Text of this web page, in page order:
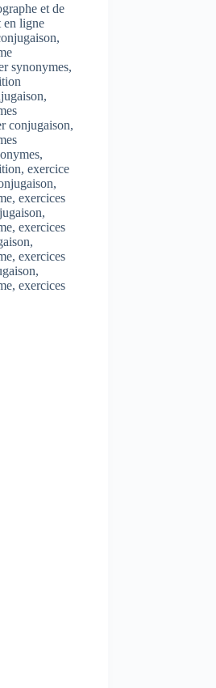
et de
en ligne
synonymes,
conjugaison,
exercice
exercices
exercices
exercices
exercices